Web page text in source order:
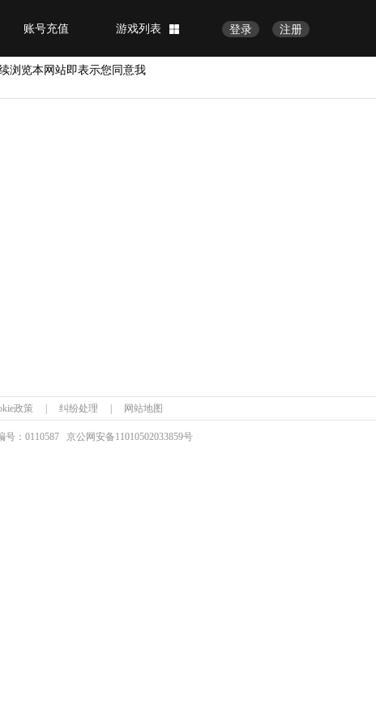
注册
登录
游戏列表
账号充值
浏览本网站即表示您同意我
政策 纠纷处理 网站地图
号：0110587京公网安备11010502033859号